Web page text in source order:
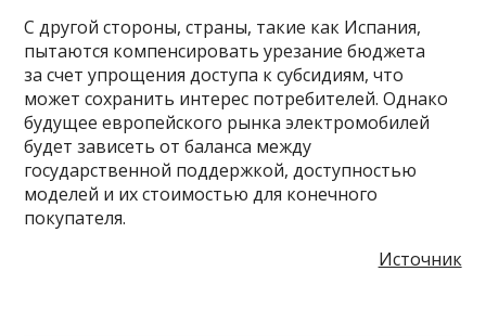
С другой стороны, страны, такие как Испания,
пытаются компенсировать урезание бюджета
за счет упрощения доступа к субсидиям, что
может сохранить интерес потребителей. Однако
будущее европейского рынка электромобилей
будет зависеть от баланса между
государственной поддержкой, доступностью
моделей и их стоимостью для конечного
покупателя.
Источник